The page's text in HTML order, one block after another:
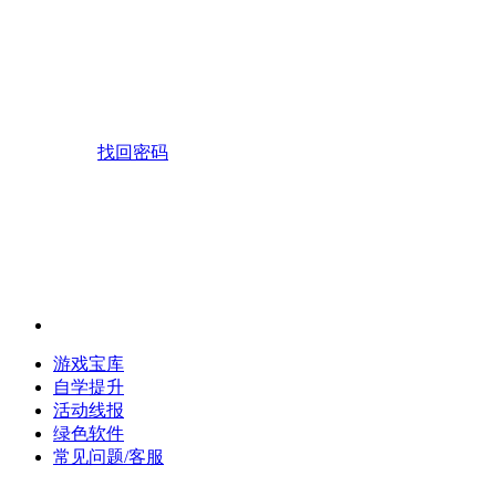
找回密码
游戏宝库
自学提升
活动线报
绿色软件
常见问题/客服